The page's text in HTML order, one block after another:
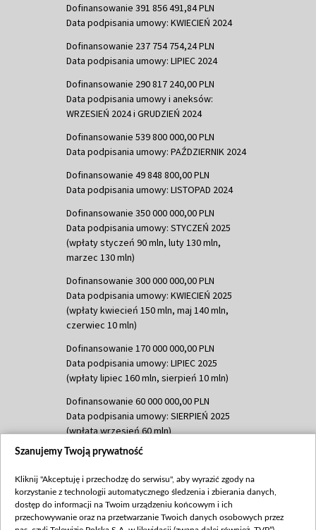
Dofinansowanie 391 856 491,84 PLN
Data podpisania umowy: KWIECIEŃ 2024
Dofinansowanie 237 754 754,24 PLN
Data podpisania umowy: LIPIEC 2024
Dofinansowanie 290 817 240,00 PLN
Data podpisania umowy i aneksów:
WRZESIEŃ 2024 i GRUDZIEŃ 2024
Dofinansowanie 539 800 000,00 PLN
Data podpisania umowy: PAŹDZIERNIK 2024
Dofinansowanie 49 848 800,00 PLN
Data podpisania umowy: LISTOPAD 2024
Dofinansowanie 350 000 000,00 PLN
Data podpisania umowy: STYCZEŃ 2025
(wpłaty styczeń 90 mln, luty 130 mln,
marzec 130 mln)
Dofinansowanie 300 000 000,00 PLN
Data podpisania umowy: KWIECIEŃ 2025
(wpłaty kwiecień 150 mln, maj 140 mln,
czerwiec 10 mln)
Dofinansowanie 170 000 000,00 PLN
Data podpisania umowy: LIPIEC 2025
(wpłaty lipiec 160 mln, sierpień 10 mln)
Dofinansowanie 60 000 000,00 PLN
Data podpisania umowy: SIERPIEŃ 2025
(wpłata wrzesień 60 mln)
Dofinansowanie 635 783 051,21 PLN
(wpłata wrzesień 100 mln, październik 350
mln, listopad 265 mln)
Dofinansowanie 48 862 000,00 PLN
Szanujemy Twoją prywatność
Kliknij "Akceptuję i przechodzę do serwisu", aby wyrazić zgody na
korzystanie z technologii automatycznego śledzenia i zbierania danych,
dostęp do informacji na Twoim urządzeniu końcowym i ich
przechowywanie oraz na przetwarzanie Twoich danych osobowych przez